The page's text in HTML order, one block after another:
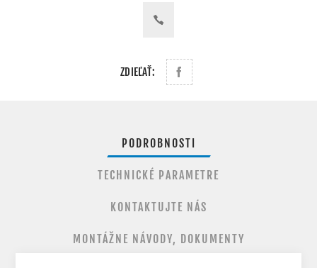
ZDIEĽAŤ:
PODROBNOSTI
TECHNICKÉ PARAMETRE
KONTAKTUJTE NÁS
MONTÁŽNE NÁVODY, DOKUMENTY